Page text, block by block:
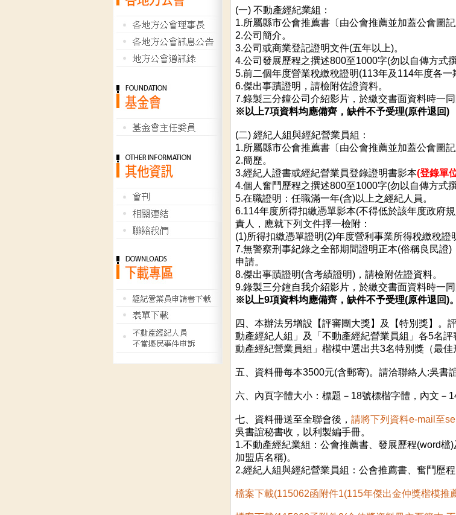
(一) 不動產經紀業組：
1.所屬縣市公會推薦書〔由公會推薦並加蓋公會圖記
2.公司簡介。
3.公司或商業登記證明文件(五年以上)。
4.公司發展歷程之撰述800至1000字(勿以自傳方式
5.前二個年度營業稅繳稅證明(113年及114年度各一
6.傑出事蹟證明，請檢附佐證資料。
7.錄製三分鐘公司介紹影片，於繳交書面資料時一同
※以上7項資料均應備齊，缺件不予受理(原件退回)
(二) 經紀人組與經紀營業員組：
1.所屬縣市公會推薦書〔由公會推薦並加蓋公會圖記
2.簡歷。
3.經紀人證書或經紀營業員登錄證明書影本(登錄單
4.個人奮鬥歷程之撰述800至1000字(勿以自傳方式
5.在職證明：任職滿一年(含)以上之經紀人員。
6.114年度所得扣繳憑單影本(不得低於該年度政府
責人，應就下列文件擇一檢附：
(1)所得扣繳憑單證明(2)年度營利事業所得稅繳稅證
7.無警察刑事紀錄之全部期間證明正本(俗稱良民證)
申請。
8.傑出事蹟證明(含考績證明)，請檢附佐證資料。
9.錄製三分鐘自我介紹影片，於繳交書面資料時一同
※以上9項資料均應備齊，缺件不予受理(原件退回)。
四、本辦法另增設【評審團大獎】及【特別獎】。
動產經紀人組」及「不動產經紀營業員組」各5名
動產經紀營業員組」楷模中選出共3名特別獎（最佳
五、資料冊每本3500元(含郵寄)。請洽聯絡人:吳書
六、內頁字體大小：標題－18號標楷字體，內文－
七、資料冊送至全聯會後， 請將下列資料e-mail至
吳書誼秘書收，以利製編手冊。
1.不動產經紀業組：公會推薦書、發展歷程(word
加盟店名稱)。
2.經紀人組與經紀營業員組：公會推薦書、奮鬥歷程
檔案下載(115062函附件1(115年傑出金仲獎楷模推